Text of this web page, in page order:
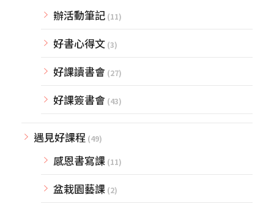
辦活動筆記 (11)
好書心得文 (3)
好課讀書會 (27)
好課簽書會 (43)
遇見好課程 (49)
感恩書寫課 (11)
盆栽園藝課 (2)